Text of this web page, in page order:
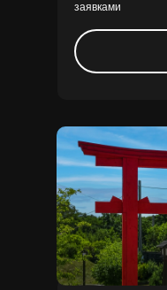
заявками